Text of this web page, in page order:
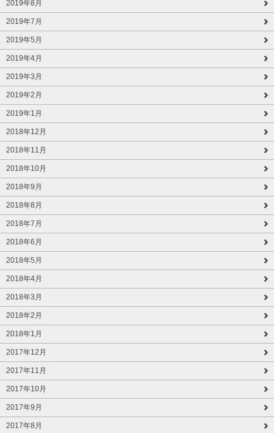
2019年8月
2019年7月
2019年5月
2019年4月
2019年3月
2019年2月
2019年1月
2018年12月
2018年11月
2018年10月
2018年9月
2018年8月
2018年7月
2018年6月
2018年5月
2018年4月
2018年3月
2018年2月
2018年1月
2017年12月
2017年11月
2017年10月
2017年9月
2017年8月